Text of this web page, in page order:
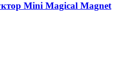
Mini Magical Magnet